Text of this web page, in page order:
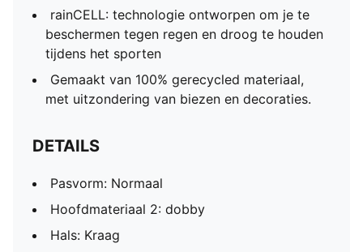
rainCELL: technologie ontworpen om je te
beschermen tegen regen en droog te houden
tijdens het sporten
Gemaakt van 100% gerecycled materiaal,
met uitzondering van biezen en decoraties.
DETAILS
Pasvorm: Normaal
Hoofdmateriaal 2: dobby
Hals: Kraag